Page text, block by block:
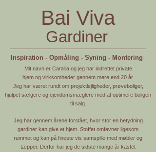
Gardiner
Inspiration - Opmåling - Syning - Montering
Mit navn er Camilla og jeg har indrettet private
hjem og virksomheder gennem mere end 20 år.
Jeg har været rundt om projektlejligheder, prøveboliger,
hjulpet sælgere og ejendomsmæglere med at optimere boligen
til salg.
Jeg har gennem årene forstået, hvor stor en betydning
gardiner kan give et hjem. Stoffet omfavner ligesom
rummet og kan på fineste vis samspille med møbler og
tæpper. Derfor har jeg de sidste mange år kastet
Bai Viva